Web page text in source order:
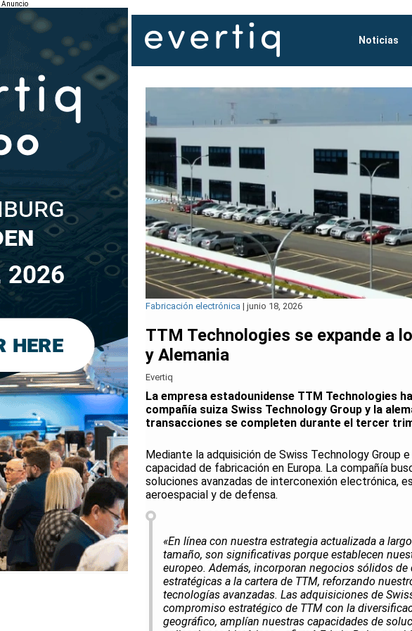
Anuncio
Noticias
Fabricación electrónica | junio 18, 2026
TTM Technologies se expande a
y Alemania
Evertiq
La empresa estadounidense TTM Technologies
compañía suiza Swiss Technology Group y la
transacciones se completen durante el tercer
Mediante la adquisición de Swiss Technology Group
capacidad de fabricación en Europa. La compañía
soluciones avanzadas de interconexión electrónica,
aeroespacial y de defensa.
«En línea con nuestra estrategia actualizada a
tamaño, son significativas porque establecen
europeo. Además, incorporan negocios sólidos
estratégicas a la cartera de TTM, reforzando
tecnologías avanzadas. Las adquisiciones de
compromiso estratégico de TTM con la
geográfico, amplían nuestras capacidades de